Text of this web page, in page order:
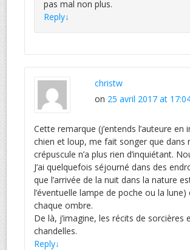
pas mal non plus.
Reply↓
christw
on 25 avril 2017 at
Cette remarque (j’entends l’auteure en
chien et loup, me fait songer que dans
crépuscule n’a plus rien d’inquiétant.
J’ai quelquefois séjourné dans des
que l’arrivée de la nuit dans la nature
l’éventuelle lampe de poche ou la
chaque ombre.
De là, j’imagine, les récits de
chandelles.
Reply↓